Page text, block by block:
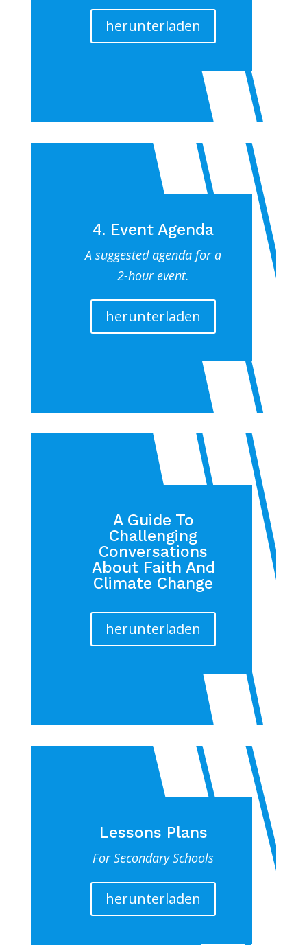
herunterladen
4. Event Agenda
A suggested agenda for a
2-hour event.
herunterladen
A Guide To
Challenging
Conversations
About Faith And
Climate Change
herunterladen
Lessons Plans
For Secondary Schools
herunterladen